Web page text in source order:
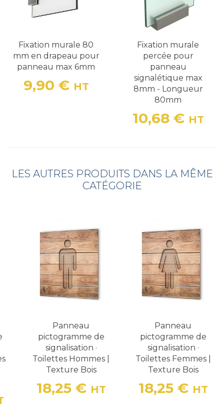
Fixation murale 80
mm en drapeau pour
panneau max 6mm
Prix
9,90 € HT
Fixation murale
percée pour
panneau
signalétique max
8mm - Longueur
80mm
Prix
10,68 € HT
LES AUTRES PRODUITS DANS LA MÊME
CATÉGORIE
Panneau
pictogramme de
signalisation ·
Toilettes Hommes |
Texture Bois
Prix
18,25 € HT
Panneau
pictogramme de
signalisation ·
Toilettes Femmes |
Texture Bois
Prix
18,25 € HT